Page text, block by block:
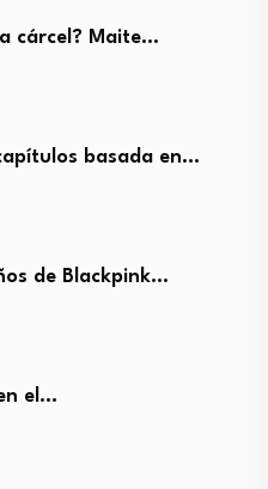
cárcel? Maite…
basada en…
de Blackpink…
el…